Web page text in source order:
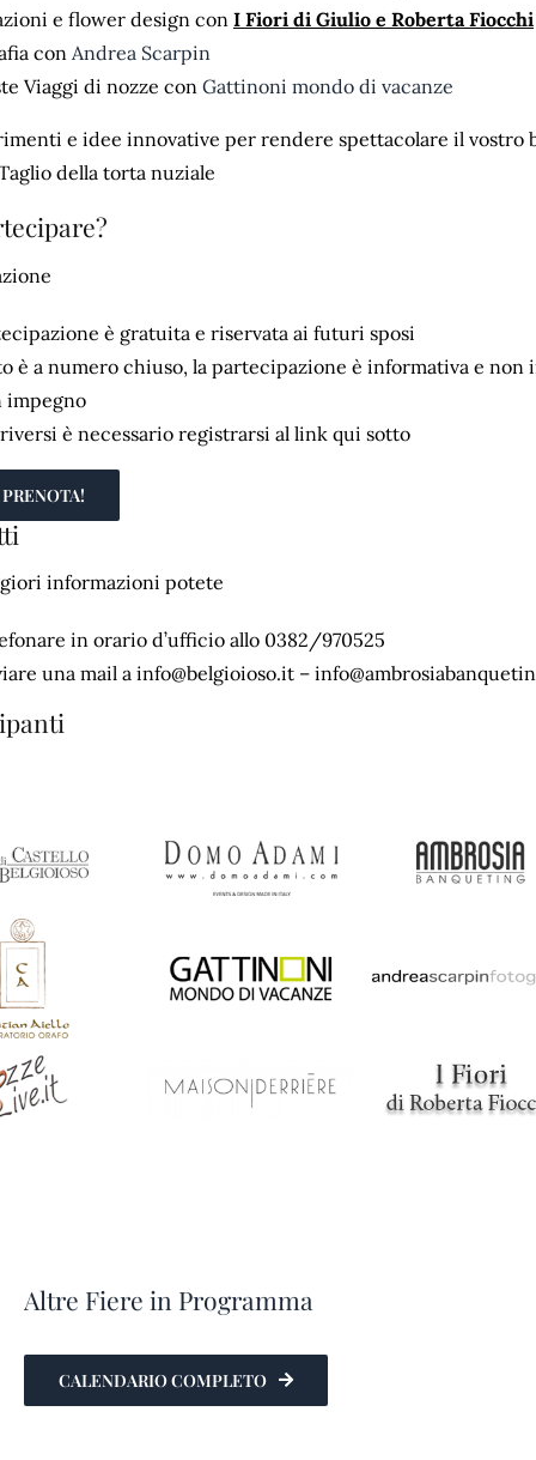
e flower design con I Fiori di Giulio e Roberta Fiocchi
con Andrea Scarpin
Viaggi di nozze con Gattinoni mondo di vacanze
e idee innovative per rendere spettacolare il vostro
della torta nuziale
è gratuita e riservata ai futuri sposi
è a numero chiuso, la partecipazione è informativa e non
impegno
è necessario registrarsi al link qui sotto
PRENOTA!
informazioni potete
in orario d’ufficio allo 0382/970525
una mail a info@belgioioso.it –
Altre Fiere in Programma
CALENDARIO COMPLETO